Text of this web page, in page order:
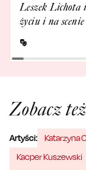
Leszek
życiu i na scenie
Zobacz też
Artyści: Katarzyna
Kacper Kuszewski